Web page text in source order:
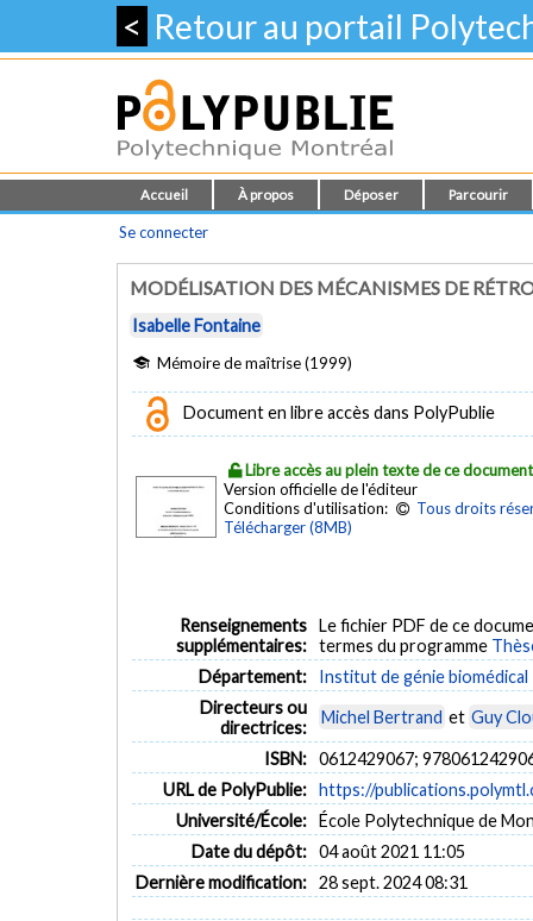
< Retour au portail
Accueil À propos Déposer Parcourir
Se connecter
MODÉLISATION DES MÉCANISMES DE
Isabelle Fontaine
Mémoire de maîtrise (1999)
Document en libre accès dans PolyPublie
Libre accès au plein texte de ce document
Version officielle de l'éditeur
Conditions d'utilisation:
Tous droits
Télécharger (8MB)
Renseignements
supplémentaires:
Le fichier PDF de ce
termes du programme
Département:
Institut de génie biomédical
Directeurs ou
directrices:
Michel Bertrand et Guy
ISBN: 0612429067;
URL de PolyPublie: https://
Université/École: École Polytechnique de
Date du dépôt: 04 août 2021 11:05
Dernière modification: 28 sept. 2024 08:31